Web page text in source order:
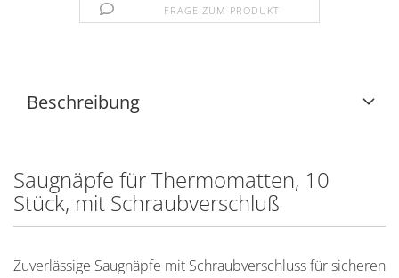
FRAGE ZUM PRODUKT
Beschreibung
Saugnäpfe für Thermomatten, 10
Stück, mit Schraubverschluß
Zuverlässige Saugnäpfe mit Schraubverschluss für sicheren